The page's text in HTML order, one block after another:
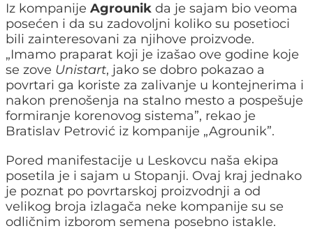
Iz kompanije Agrounik da je sajam bio veoma
posećen i da su zadovoljni koliko su posetioci
bili zainteresovani za njihove proizvode.
„Imamo praparat koji je izašao ove godine koje
se zove Unistart, jako se dobro pokazao a
povrtari ga koriste za zalivanje u kontejnerima i
nakon prenošenja na stalno mesto a pospešuje
formiranje korenovog sistema”, rekao je
Bratislav Petrović iz kompanije „Agrounik”.
Pored manifestacije u Leskovcu naša ekipa
posetila je i sajam u Stopanji. Ovaj kraj jednako
je poznat po povrtarskoj proizvodnji a od
velikog broja izlagača neke kompanije su se
odličnim izborom semena posebno istakle.